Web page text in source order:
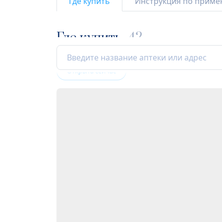
Где купить 42
Открыта сейчас